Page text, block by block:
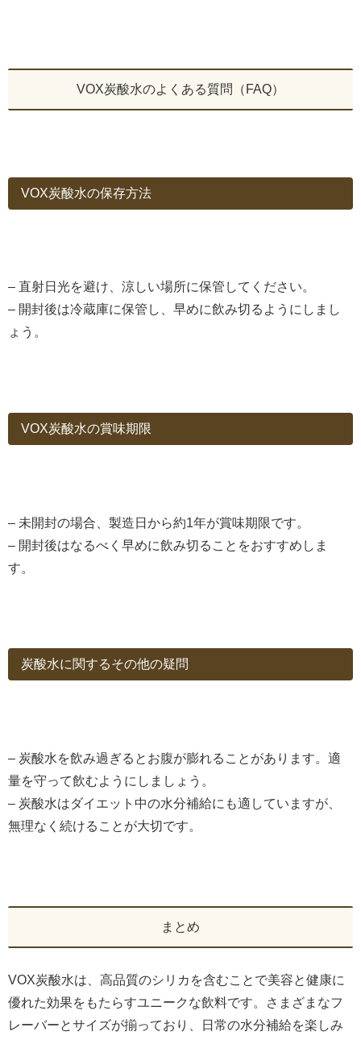
VOX炭酸水のよくある質問（FAQ）
VOX炭酸水の保存方法
– 直射日光を避け、涼しい場所に保管してください。
– 開封後は冷蔵庫に保管し、早めに飲み切るようにしまし
ょう。
VOX炭酸水の賞味期限
– 未開封の場合、製造日から約1年が賞味期限です。
– 開封後はなるべく早めに飲み切ることをおすすめしま
す。
炭酸水に関するその他の疑問
– 炭酸水を飲み過ぎるとお腹が膨れることがあります。適
量を守って飲むようにしましょう。
– 炭酸水はダイエット中の水分補給にも適していますが、
無理なく続けることが大切です。
まとめ
VOX炭酸水は、高品質のシリカを含むことで美容と健康に
優れた効果をもたらすユニークな飲料です。さまざまなフ
レーバーとサイズが揃っており、日常の水分補給を楽しみ